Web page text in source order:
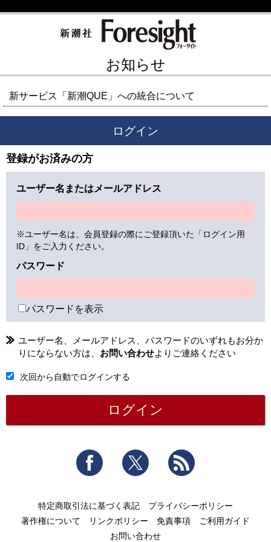
お知らせ
新サービス「新潮QUE」への統合について
ログイン
登録がお済みの方
ユーザー名またはメールアドレス
※ユーザー名は、会員登録の際にご登録頂いた「ログイン用
ID」をご入力ください。
パスワード
パスワードを表示
ユーザー名、メールアドレス、パスワードのいずれもお分か
りにならない方は、 お問い合わせよりご連絡ください
次回から自動でログインする
Facebook Twitter
特定商取引法に基づく表記
プライバシーポリシー
著作権について
リンクポリシー 免責事項
ご利用ガイド
お問い合わせ